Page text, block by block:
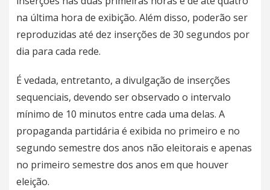
na última hora de exibição. Além disso, poderão ser
reproduzidas até dez inserções de 30 segundos por
dia para cada rede.
É vedada, entretanto, a divulgação de inserções
sequenciais, devendo ser observado o intervalo
mínimo de 10 minutos entre cada uma delas. A
propaganda partidária é exibida no primeiro e no
segundo semestre dos anos não eleitorais e apenas
no primeiro semestre dos anos em que houver
eleição.